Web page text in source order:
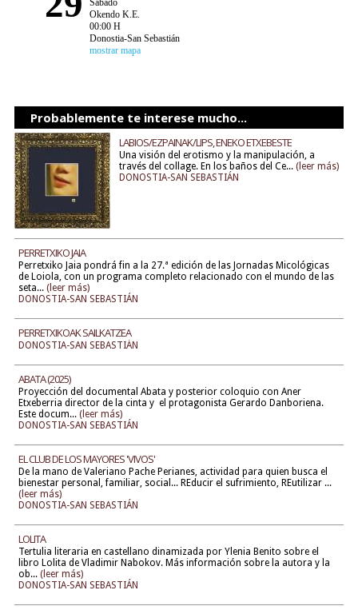
Sábado
Okendo K.E.
00:00 H
Donostia-San Sebastián
mostrar mapa
Probablemente te interese mucho...
LABIOS/EZPAINAK/LIPS, ENEKO ETXEBESTE
Una visión del erotismo y la manipulación, a
través del collage. En los baños del Ce... (leer más)
DONOSTIA-SAN SEBASTIÁN
PERRETXIKO JAIA
Perretxiko Jaia pondrá fin a la 27.ª edición de las Jornadas Micológicas
de Loiola, con un programa completo relacionado con el mundo de las
seta... (leer más)
DONOSTIA-SAN SEBASTIÁN
PERRETXIKOAK SAILKATZEA
DONOSTIA-SAN SEBASTIÁN
ABATA (2025)
Proyección del documental Abata y posterior coloquio con Aner
Etxeberria director de la cinta y el protagonista Gerardo Danboriena.
Este docum... (leer más)
DONOSTIA-SAN SEBASTIÁN
EL CLUB DE LOS MAYORES 'VIVOS'
De la mano de Valeriano Pache Perianes, actividad para quien busca el
bienestar personal, familiar, social... REducir el sufrimiento, REutilizar ...
(leer más)
DONOSTIA-SAN SEBASTIÁN
LOLITA
Tertulia literaria en castellano dinamizada por Ylenia Benito sobre el
libro Lolita de Vladimir Nabokov. Más información sobre la autora y la
ob... (leer más)
DONOSTIA-SAN SEBASTIÁN